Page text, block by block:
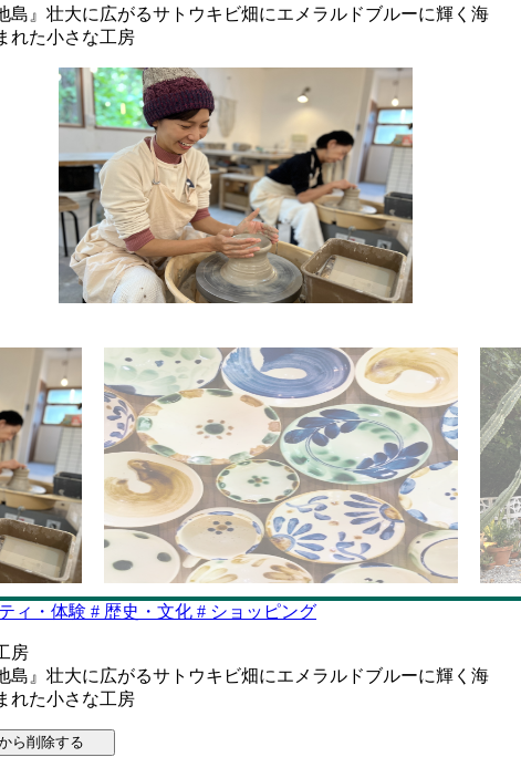
島』壮大に広がるサトウキビ畑にエメラルドブルーに輝く海
れた小さな工房
ィ・体験 # 歴史・文化 # ショッピング
房
島』壮大に広がるサトウキビ畑にエメラルドブルーに輝く海
れた小さな工房
ら削除する